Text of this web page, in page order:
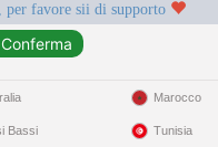
favore sii di supporto
Bassi
Marocco
Tunisia